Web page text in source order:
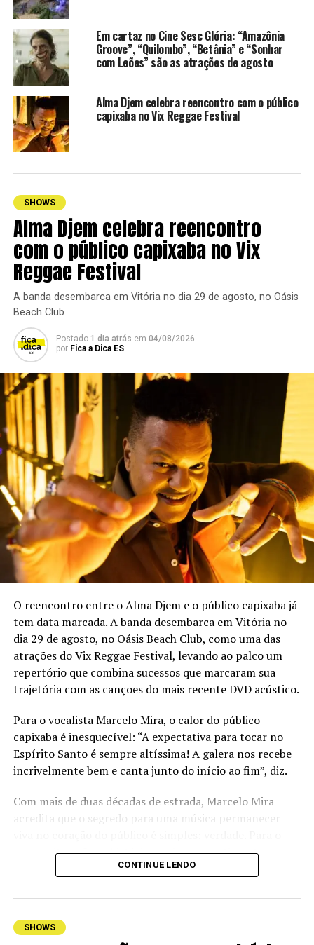
as idades cantando e se conectando com músicas que
permanecem vivas, independentemente do tempo. Esse
DVD chega em um momento muito especial e maduro da
minha carreira, como uma grande celebração e
agradecimento”, destaca Jackson Lima.
A gravação também simboliza um reencontro afetivo
com o público capixaba e com a própria história do
cantor, que ao longo de mais de duas décadas construiu
vocal e forte presença de palco.
Gravação do DVD ‘Jackson Lima Atemporal’
Quando:27 de março (sexta-feira), a partir das 20h
Local:Matrix Music Hall -Rua Waldemar Siepierski, nº 2
– Rio Branco, Cariacica
Classificação indicativa:
Ingressos:
https://lebillet.com.br/event/2642/gravacao-dvd-
atemporal-jackson-lima-27-marco-Cariacica-ES
Crédito da foto:BRAZA Studio Criativo
TÓPICOS RELACIONADOS: CARIACICA CULTURA
MÚSICA
SHOWS
Em cartaz no Cine Sesc Glória: “Amazônia
Groove”, “Quilombo”, “Betânia” e “Sonhar
com Leões” são as atrações de agosto
Alma Djem celebra reencontro com o público
capixaba no Vix Reggae Festival
SHOWS
Alma Djem celebra reencontro
com o público capixaba no Vix
Reggae Festival
A banda desembarca em Vitória no dia 29 de agosto, no Oásis
Beach Club
Postado 1 dia atrás em 04/08/2026
por Fica a Dica ES
O reencontro entre o Alma Djem e o público capixaba já
tem data marcada. A banda desembarca em Vitória no
dia 29 de agosto, no Oásis Beach Club, como uma das
atrações do Vix Reggae Festival, levando ao palco um
repertório que combina sucessos que marcaram sua
trajetória com as canções do mais recente DVD acústico.
Para o vocalista Marcelo Mira, o calor do público
capixaba é inesquecível: “A expectativa para tocar no
Espírito Santo é sempre altíssima! A galera nos recebe
incrivelmente bem e canta junto do início ao fim”, diz.
Com mais de duas décadas de estrada, Marcelo Mira
acredita que o segredo para uma música permanecer
compositor, são as histórias reais e os sentimentos
sinceros que transformam uma canção em companhia
que ter verdade. É essa verdade na música que faz uma
conexão direta com quem está ouvindo e acaba se
identificando. No fim, a gente fala de sentimentos que
CONTINUE LENDO
SHOWS